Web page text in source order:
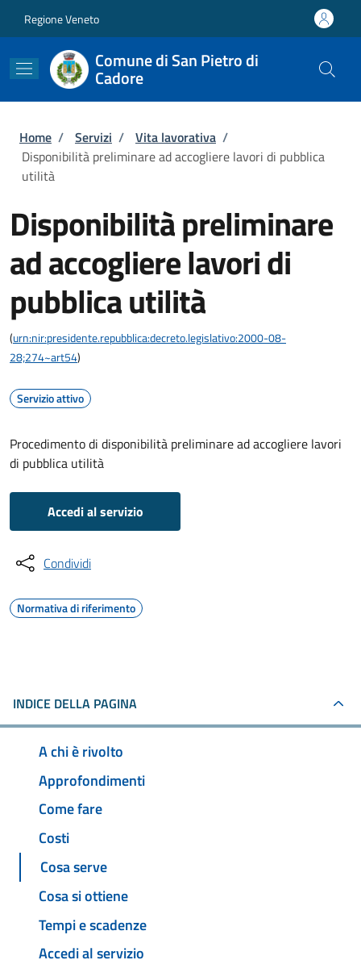
Regione Veneto
Comune di San Pietro di
Cadore
Briciole di pane
Home / Servizi / Vita lavorativa /
Disponibilità preliminare ad accogliere lavori di pubblica
utilità
Disponibilità preliminare
ad accogliere lavori di
pubblica utilità
(urn:nir:presidente.repubblica:decreto.legislativo:2000-08-
28;274~art54)
Servizio attivo
Procedimento di disponibilità preliminare ad accogliere lavori
di pubblica utilità
Accedi al servizio
Condividi
Normativa di riferimento
INDICE DELLA PAGINA
A chi è rivolto
Approfondimenti
Come fare
Costi
Cosa serve
Cosa si ottiene
Tempi e scadenze
Accedi al servizio